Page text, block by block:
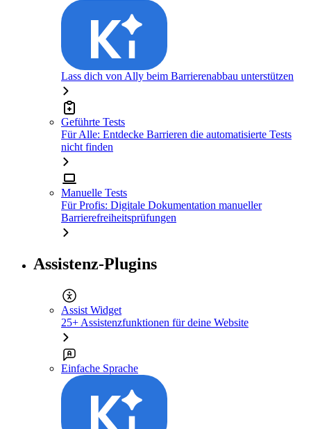
Lass dich von Ally beim Barrierenabbau unterstützen
Geführte Tests
Für Alle: Entdecke Barrieren die automatisierte Tests
nicht finden
Manuelle Tests
Für Profis: Digitale Dokumentation manueller
Barrierefreiheitsprüfungen
Assistenz-Plugins
Assist Widget
25+ Assistenzfunktionen für deine Website
Einfache Sprache